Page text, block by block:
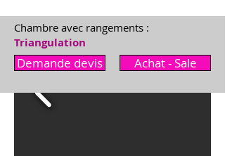
Chambre avec rangements :
Triangulation
Demande devis Achat - Sale